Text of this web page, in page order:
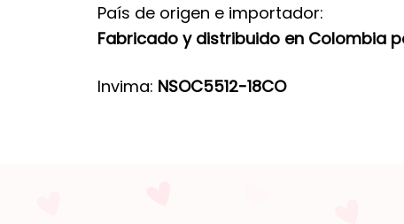
País de origen e importador:
Fabricado y distribuido en Colombia
Invima: NSOC5512-18CO